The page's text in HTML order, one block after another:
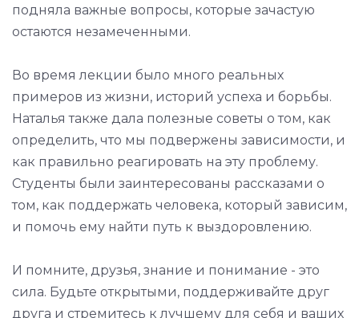
подняла важные вопросы, которые зачастую
остаются незамеченными.
Во время лекции было много реальных
примеров из жизни, историй успеха и борьбы.
Наталья также дала полезные советы о том, как
определить, что мы подвержены зависимости, и
как правильно реагировать на эту проблему.
Студенты были заинтересованы рассказами о
том, как поддержать человека, который зависим,
и помочь ему найти путь к выздоровлению.
И помните, друзья, знание и понимание - это
сила. Будьте открытыми, поддерживайте друг
друга и стремитесь к лучшему для себя и ваших